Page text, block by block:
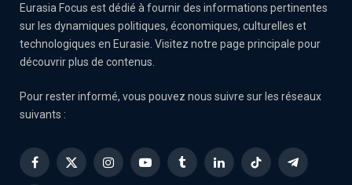
Eurasia Focus est dédié à fournir des informations pertinentes
sur les dynamiques politiques, économiques, culturelles et
technologiques en Eurasie. Visitez notre page principale pour
découvrir plus de contenus.
Pour rester informé, vous pouvez nous suivre sur les réseaux
suivants :
Facebook
X
InstagramYouTubeTumblrLinkedInTikTok Telegram